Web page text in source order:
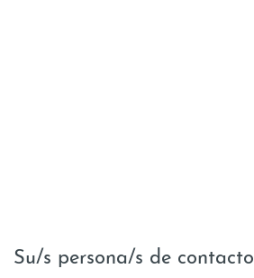
Su/s persona/s de contacto